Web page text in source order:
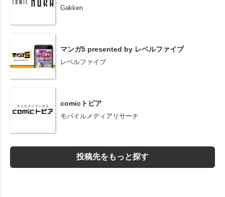
Gakken
マンガ5 presented by レベルファイブ
レベルファイブ
comicトピア
モバイルメディアリサーチ
投稿先をもっと探す